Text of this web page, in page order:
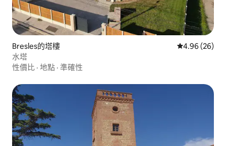
Bresles的塔樓 從 26 則評價
4.96 (26)
水塔
性價比 · 地點 · 準確性